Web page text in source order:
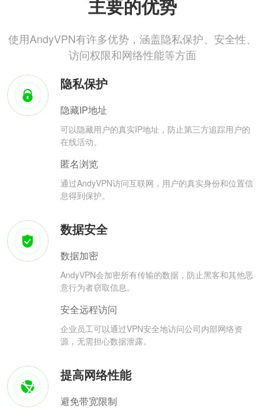
主要的优势
使用AndyVPN有许多优势，涵盖隐私保护、安全性、
访问权限和网络性能等方面
隐私保护
隐藏IP地址
可以隐藏用户的真实IP地址，防止第三方追踪用户的
在线活动。
匿名浏览
通过AndyVPN访问互联网，用户的真实身份和位置信
息得到保护。
数据安全
数据加密
AndyVPN会加密所有传输的数据，防止黑客和其他恶
意行为者窃取信息。
安全远程访问
企业员工可以通过VPN安全地访问公司内部网络资
源，无需担心数据泄露。
提高网络性能
避免带宽限制